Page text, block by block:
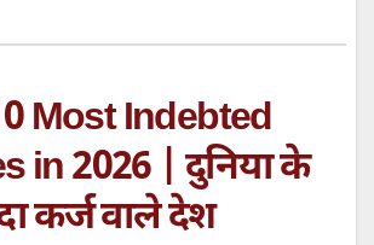
Most Indebted
in 2026 | दुनिया के
कर्ज वाले देश